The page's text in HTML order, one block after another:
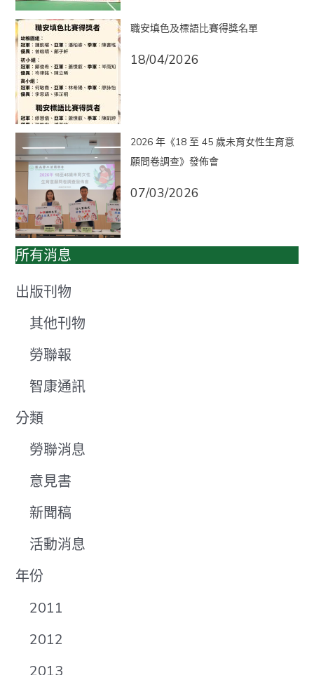
職安填色及標語比賽得獎名單
18/04/2026
2026 年《18 至 45 歲未育女性生育意
願問卷調查》發佈會
07/03/2026
所有消息
出版刊物
其他刊物
勞聯報
智康通訊
分類
勞聯消息
意見書
新聞稿
活動消息
年份
2011
2012
2013